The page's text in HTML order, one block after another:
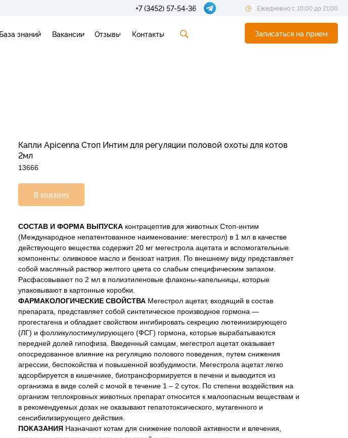
Записаться на прием
+7 (3452) 57-54-36 Ежедневно с 10:00 до 21:00
База знаний Контакты
Вакансии Отзывы
Капли Apicenna Стоп Интим для регуляции половой охоты для котов
2мл
13666
В корзину
СОСТАВ И ФОРМА ВЫПУСКА контрацептив для животных Стоп-интим
(Международное непатентованное наименование: мегестрол) в 1 мл в качестве
действующего вещества содержит 20 мг мегестрола ацетата и вспомогательные
компоненты: оливковое масло и бензоат натрия. По внешнему виду представляет
собой масляный раствор желтого цвета со слабым специфическим запахом.
Расфасовывают по 2 мл в полиэтиленовые флаконы-капельницы, которые
упаковывают в картонные коробки.
ФАРМАКОЛОГИЧЕСКИЕ СВОЙСТВА Мегестрол ацетат, входящий в состав
препарата, представляет собой синтетическое производное гормона —
прогестагена и обладает свойством ингибировать секрецию лютеинизирующего
(ЛГ) и фолликулостимулирующего (ФСГ) гормона, которые вырабатываются
передней долей гипофиза. Введенный самцам, мегестрол ацетат оказывает
опосредованное влияние на регуляцию полового поведения, путем снижения
агрессии, беспокойства и повышенной возбудимости. Мегестрола ацетат легко
адсорбируется в кишечнике, биотрансформируется в печени и выводится из
организма в виде солей с мочой в течение 1 – 2 суток. По степени воздействия на
организм теплокровных животных препарат относится к малоопасным веществам и
в рекомендуемых дозах не оказывают гепатотоксического, мутагенного и
сенсибилизирующего действия.
ПОКАЗАНИЯ Назначают котам для снижение половой активности и влечения,